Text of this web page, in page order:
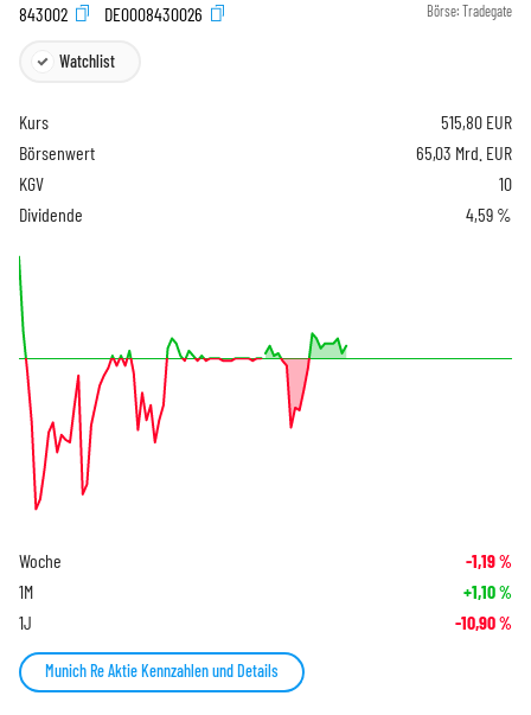
843002
DE0008430026 Börse: Tradegate
Watchlist
Kurs 515,80 EUR
Börsenwert
65,03 Mrd. EUR
KGV
10
Dividende
4,59 %
Woche -1,19%
1M +1,10%
1J -10,90%
Munich Re Aktie Kennzahlen und Details